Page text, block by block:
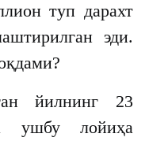
туп дарахт
эди.
йилнинг 23
ушбу лойиҳа